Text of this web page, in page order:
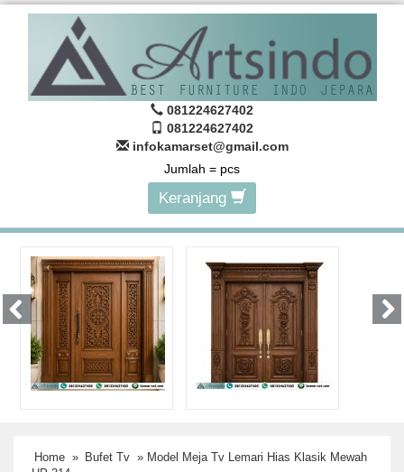
081224627402
081224627402
infokamarset@gmail.com
Jumlah = pcs
Keranjang
Home » Bufet Tv » Model Meja Tv Lemari Hias Klasik Mewah